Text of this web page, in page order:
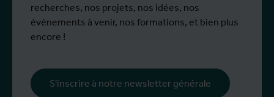
recherches, nos projets, nos idées, nos
événements à venir, nos formations, et bien plus
encore !
S'inscrire à notre newsletter générale